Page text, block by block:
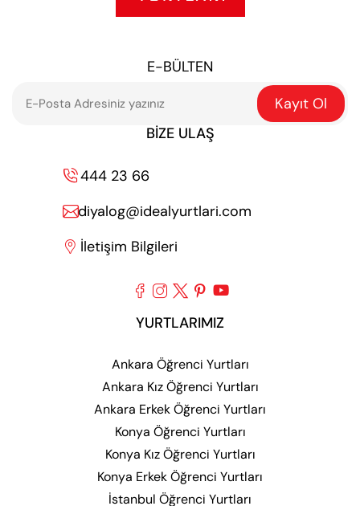
E-BÜLTEN
Kayıt Ol
BIZE ULAŞ
444 23 66
diyalog@idealyurtlari.com
 İletişim Bilgileri
    
YURTLARIMIZ
Ankara Öğrenci Yurtları
Ankara Kız Öğrenci Yurtları
Ankara Erkek Öğrenci Yurtları
Konya Öğrenci Yurtları
Konya Kız Öğrenci Yurtları
Konya Erkek Öğrenci Yurtları
İstanbul Öğrenci Yurtları